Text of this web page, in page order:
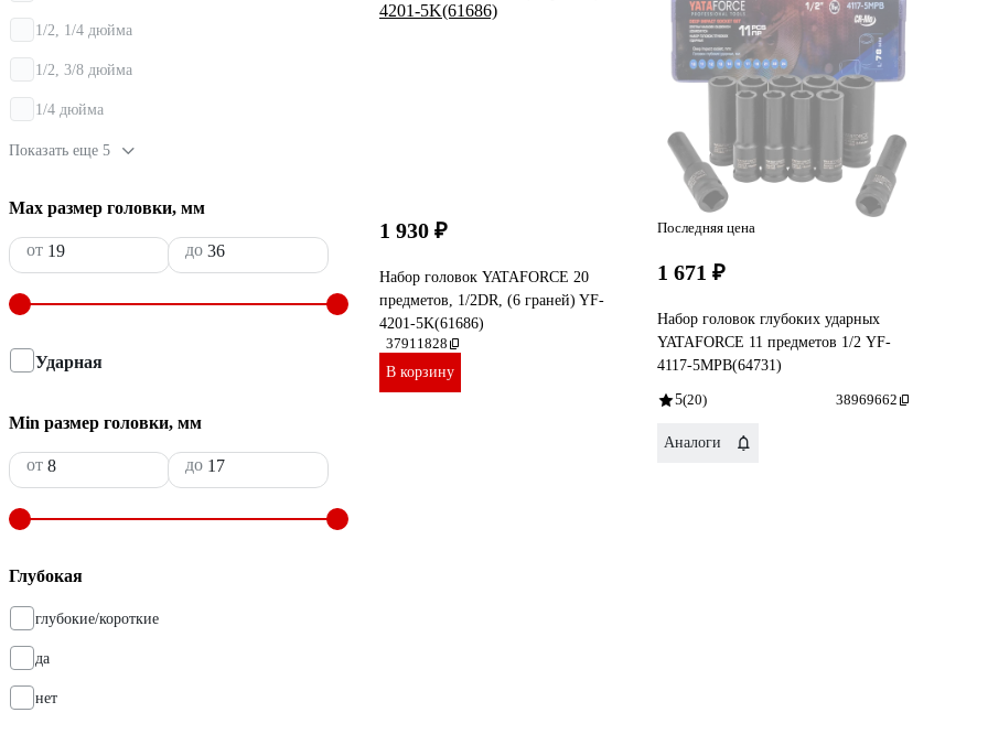
1/2, 1/4 дюйма
1/2, 3/8 дюйма
1/4 дюйма
Показать еще 5
Max размер головки, мм
от до
Ударная
Min размер головки, мм
от до
Глубокая
глубокие/короткие
да
нет
1 930 ₽
Набор головок YATAFORCE 20
предметов, 1/2DR, (6 граней) YF-
4201-5K(61686)
37911828
В корзину
Последняя цена
1 671 ₽
Набор головок глубоких ударных
YATAFORCE 11 предметов 1/2 YF-
4117-5MPB(64731)
5(20) 38969662
Аналоги